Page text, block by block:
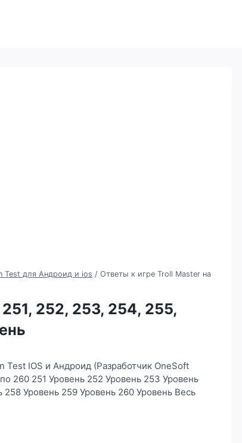
Test для Андроид и ios / Ответы к игре Troll Master на
252, 253, 254, 255,
IOS и Андроид (Разработчик OneSoft
260 251 Уровень 252 Уровень 253 Уровень
Уровень 259 Уровень 260 Уровень Весь